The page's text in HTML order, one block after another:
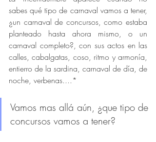
sabes qué tipo de carnaval vamos a tener,
¿un carnaval de concursos, como estaba
planteado hasta ahora mismo, o un
carnaval completo?, con sus actos en las
calles, cabalgatas, coso, ritmo y armonía,
entierro de la sardina, carnaval de día, de
noche, verbenas....*
Vamos mas allá aún, ¿que tipo de
concursos vamos a tener?